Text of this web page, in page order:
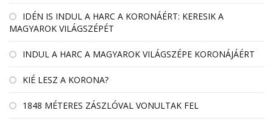
IDÉN IS INDUL A HARC A KORONÁÉRT: KERESIK A
MAGYAROK VILÁGSZÉPÉT
INDUL A HARC A MAGYAROK VILÁGSZÉPE KORONÁJÁÉRT
KIÉ LESZ A KORONA?
1848 MÉTERES ZÁSZLÓVAL VONULTAK FEL